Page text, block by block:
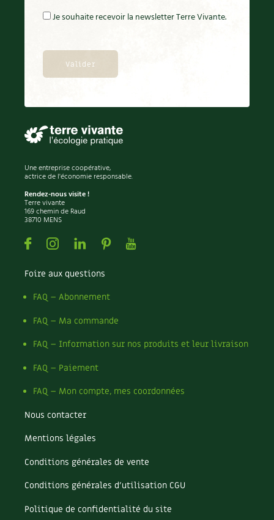
Je souhaite recevoir la newsletter Terre Vivante.
Une entreprise coopérative,
actrice de l'économie responsable.
Rendez-nous visite !
Terre vivante
169 chemin de Raud
38710 MENS
FacebookInstagramLinkedin
PinterestYoutube
Foire aux questions
FAQ – Abonnement
FAQ – Ma commande
FAQ – Information sur nos produits et leur livraison
FAQ – Paiement
FAQ – Mon compte, mes coordonnées
Nous contacter
Mentions légales
Conditions générales de vente
Conditions générales d’utilisation CGU
Politique de confidentialité du site